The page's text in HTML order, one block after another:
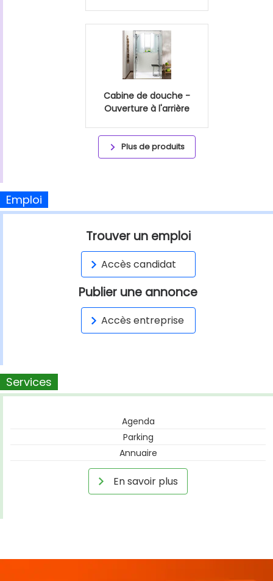
Cabine de douche -
Ouverture à l'arrière
Plus de produits
Emploi
Trouver un emploi
Accès candidat
Publier une annonce
Accès entreprise
Services
Agenda
Parking
Annuaire
En savoir plus